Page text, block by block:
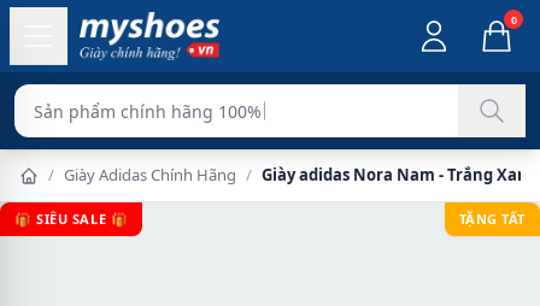
0
Sản phẩm chính hãng 100%
/ Giày Adidas Chính Hãng / Giày adidas Nora Nam - Trắng
🎁 SIÊU SALE 🎁 TẶNG TẤT